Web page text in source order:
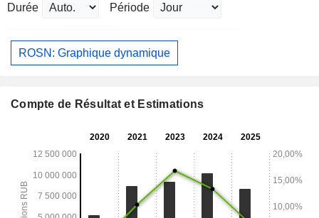
Durée Période
ROSN: Graphique dynamique
Compte de Résultat et Estimations